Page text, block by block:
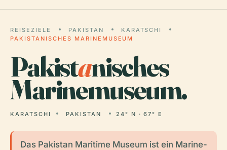
REISEZIELE PAKISTAN
KARATSCHI
PAKISTANISCHES MARINEMUSEUM
Pakistanisches
Marinemuseum.
KARATSCHI PAKISTAN 24° N · 67° E
Das Pakistan Maritime Museum ist ein Marine-